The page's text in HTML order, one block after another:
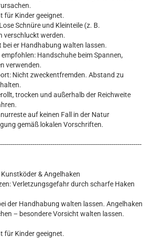
für Kinder geeignet.
Schnüre und Kleinteile (z. B.
verschluckt werden.
er Handhabung walten lassen.
Handschuhe beim Spannen,
verwenden.
Nicht zweckentfremden. Abstand zu
trocken und außerhalb der Reichweite
auf keinen Fall in der Natur
gemäß lokalen Vorschriften.
& Angelhaken
Verletzungsgefahr durch scharfe Haken
der Handhabung walten lassen. Angelhaken
– besondere Vorsicht walten lassen.
für Kinder geeignet.